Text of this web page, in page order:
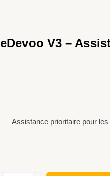
eDevoo V3 –
Assistance prioritaire pour